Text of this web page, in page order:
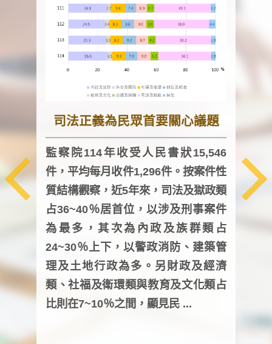
司法正義為民眾首要關心議題
監察院114年收受人民書狀15,546
件，平均每月收件1,296件。按案件性
質結構觀察，近5年來，司法及獄政類
占36~40％居首位，以涉及刑事案件
為最多，其次為內政及族群類占
24~30％上下，以警政消防、建築管
理及土地行政為多。另財政及經濟
類、社福及衛環類與教育及文化類占
比則在7~10％之間，顯見民 ...
監
均每
人